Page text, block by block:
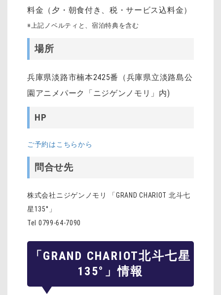
料金（夕・朝食付き、税・サービス込料金）
※上記ノベルティと、宿泊特典を含む
場所
兵庫県淡路市楠本2425番（兵庫県立淡路島公
園アニメパーク「ニジゲンノモリ」内)
HP
ご予約はこちらから
問合せ先
株式会社ニジゲンノモリ 「GRAND CHARIOT 北斗七
星135°」
Tel 0799-64-7090
「GRAND CHARIOT北斗七星
135°」情報